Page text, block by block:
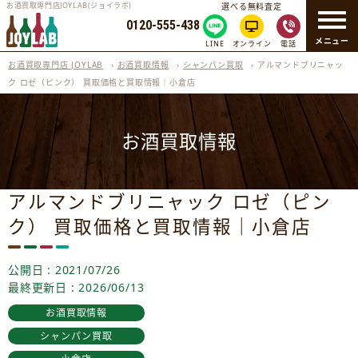
メニュー
お酒買取専門店JOYLAB(ジョイラボ)
0120-555-438
選べる無料査定
LINE オンライン 電話
お酒買取専門店 JOYLAB › お酒買取情報 › シャンパン買取 › アルマンドブリニャッ
ク ロゼ（ピンク） 買取価格と買取情報｜小倉店
お酒買取情報
アルマンドブリニャック ロゼ（ピン
ク） 買取価格と買取情報｜小倉店
公開日 : 2021/07/26
最終更新日 : 2026/06/13
お酒買取情報
シャンパン買取